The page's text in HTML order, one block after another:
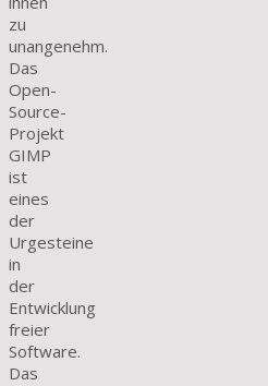
zu
unangenehm.
Das
Open-
Source-
Projekt
GIMP
ist
eines
der
Urgesteine
in
der
Entwicklung
freier
Software.
Das